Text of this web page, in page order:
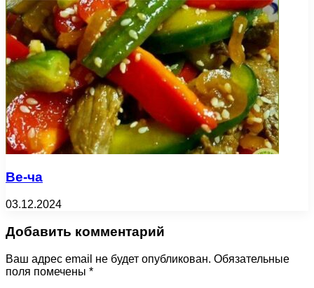
Ве-ча
03.12.2024
Добавить комментарий
Ваш адрес email не будет опубликован. Обязательные
поля помечены *